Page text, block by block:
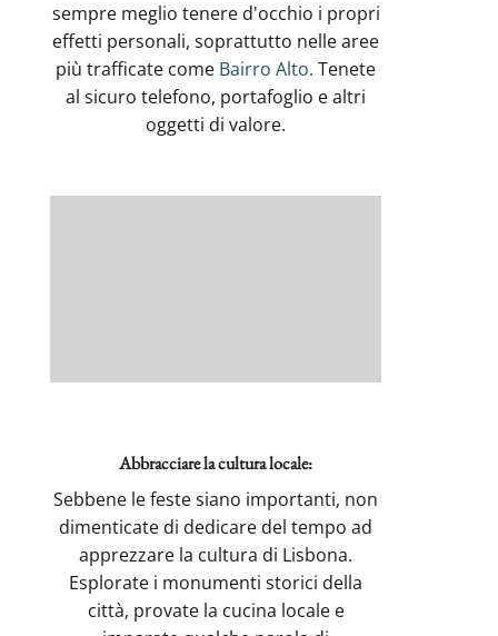
sempre meglio tenere d'occhio i propri
effetti personali, soprattutto nelle aree
più trafficate come Bairro Alto. Tenete
al sicuro telefono, portafoglio e altri
oggetti di valore.
Abbracciare la cultura locale:
Sebbene le feste siano importanti, non
dimenticate di dedicare del tempo ad
apprezzare la cultura di Lisbona.
Esplorate i monumenti storici della
città, provate la cucina locale e